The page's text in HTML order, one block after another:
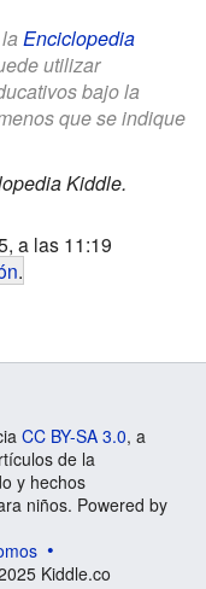
Enciclopedia
utilizar
bajo la
que se indique
Kiddle.
a las 11:19
.
CC BY-SA 3.0, a
de la
y hechos
niños. Powered by
Kiddle.co